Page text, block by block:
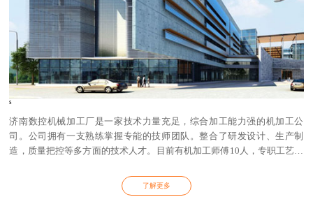
s
济南数控机械加工厂是一家技术力量充足，综合加工能力强的机加工公
司。公司拥有一支熟练掌握专能的技师团队。整合了研发设计、生产制
造，质量把控等多方面的技术人才。目前有机加工师傅10人，专职工艺工
了解更多